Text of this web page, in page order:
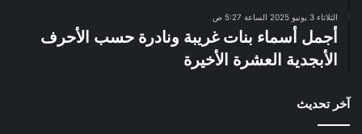
الثلاثاء 3 يونيو 2025 الساعة 5:27 ص
أجمل أسماء بنات غريبة ونادرة حسب الأحرف
الأبجدية العشرة الأخيرة
آخر تحديث